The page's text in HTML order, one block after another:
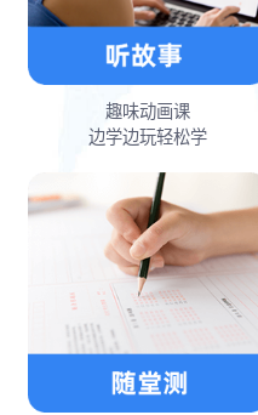
趣味动画课
边学边玩轻松学